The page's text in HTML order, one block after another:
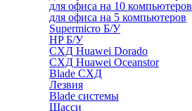
для офиса на 10 компьютеров
для офиса на 5 компьютеров
Supermicro Б/У
HP Б/У
СХД Huawei Dorado
СХД Huawei Oceanstor
Blade СХД
Лезвия
Blade системы
Шасси